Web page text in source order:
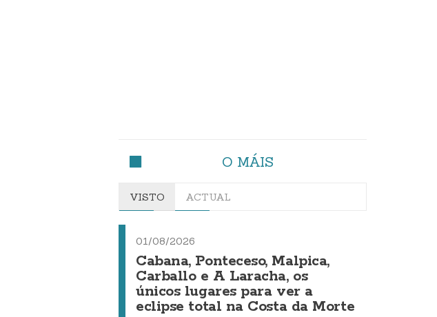
O MÁIS
VISTO ACTUAL
01/08/2026
Cabana, Ponteceso, Malpica,
Carballo e A Laracha, os
únicos lugares para ver a
eclipse total na Costa da Morte